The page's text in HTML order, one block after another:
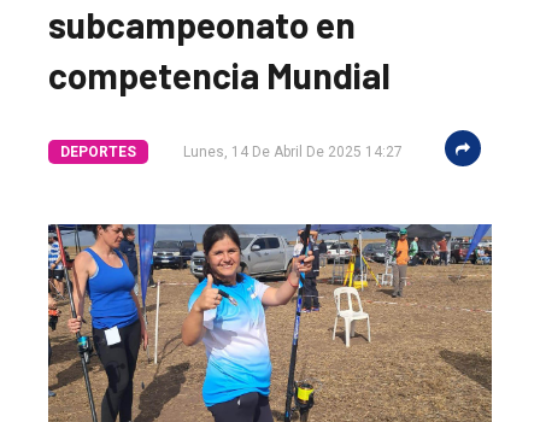
El
DIARIO
Inicio
Tendencia
Int.
General
subcampeonato en
competencia Mundial
DEPORTES Lunes, 14 De Abril De 2025 14:27